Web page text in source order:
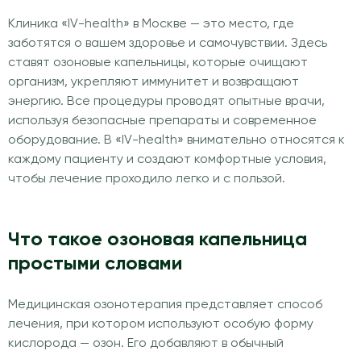
Клиника «IV-health» в Москве — это место, где
заботятся о вашем здоровье и самочувствии. Здесь
ставят озоновые капельницы, которые очищают
организм, укрепляют иммунитет и возвращают
энергию. Все процедуры проводят опытные врачи,
используя безопасные препараты и современное
оборудование. В «IV-health» внимательно относятся к
каждому пациенту и создают комфортные условия,
чтобы лечение проходило легко и с пользой.
Что такое озоновая капельница
простыми словами
Медицинская озонотерапия представляет способ
лечения, при котором используют особую форму
кислорода — озон. Его добавляют в обычный